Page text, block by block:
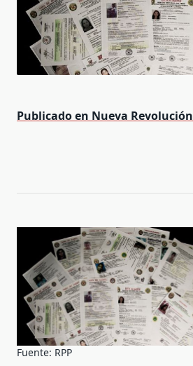
Publicado en Nueva Revolución
Fuente: RPP